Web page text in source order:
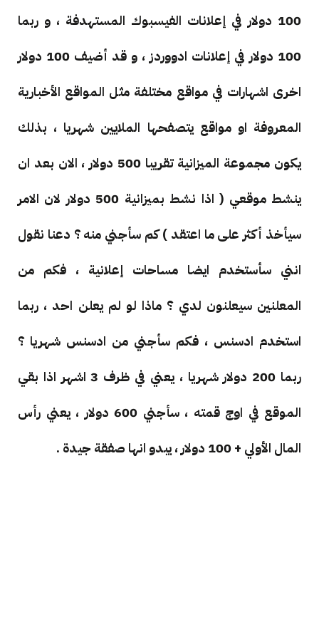
100 دولار في إعلانات الفيسبوك المستهدفة ، و ربما
100 دولار في إعلانات ادووردز ، و قد أضيف 100 دولار
اخرى اشهارات في مواقع مختلفة مثل المواقع الأخبارية
المعروفة او مواقع يتصفحها الملايين شهريا ، بذلك
يكون مجموعة الميزانية تقريبا 500 دولار ، الان بعد ان
ينشط موقعي ( اذا نشط بميزانية 500 دولار لان الامر
سيأخذ أكثر على ما اعتقد ) كم سأجني منه ؟ دعنا نقول
انني سأستخدم ايضا مساحات إعلانية ، فكم من
المعلنين سيعلنون لدي ؟ ماذا لو لم يعلن احد ، ربما
استخدم ادسنس ، فكم سأجني من ادسنس شهريا ؟
ربما 200 دولار شهريا ، يعني في ظرف 3 اشهر اذا بقي
الموقع في اوج قمته ، سأجني 600 دولار ، يعني رأس
المال الأولي + 100 دولار ، يبدو انها صفقة جيدة .